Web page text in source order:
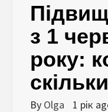
з 1
року:
By Olga 1 рік